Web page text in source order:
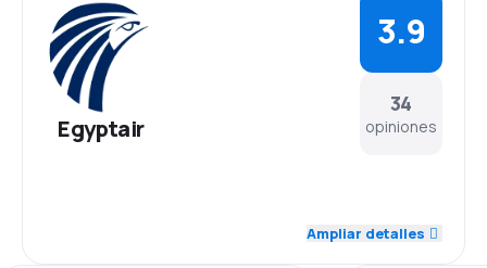
Egyptair
34
opiniones
3.9
Ampliar detalles